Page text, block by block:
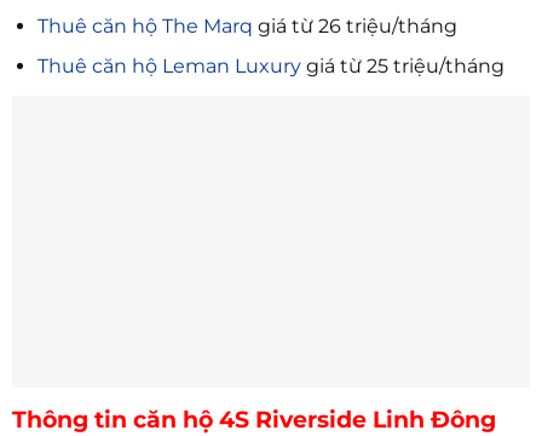
Thuê căn hộ The Marq giá từ 26 triệu/tháng
Thuê căn hộ Leman Luxurygiá từ 25 triệu/tháng
Thông tin căn hộ 4S Riverside Linh Đông